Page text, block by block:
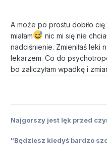
A może po prostu dobiło
miałam
nic mi się nie
nadciśnienie. Zmieniłaś
lekarzem. Co do
bo zaliczyłam wpadkę i
Najgorszy jest lęk przed
"Będziesz kiedyś bardzo